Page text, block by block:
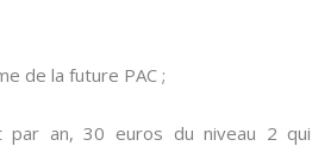
de la future PAC ;
an, 30 euros du niveau 2 qui